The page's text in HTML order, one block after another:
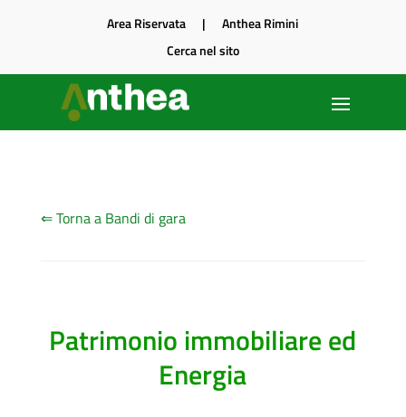
Area Riservata |Anthea Rimini
Cerca nel sito
⇐ Torna a Bandi di gara
Patrimonio immobiliare ed
Energia